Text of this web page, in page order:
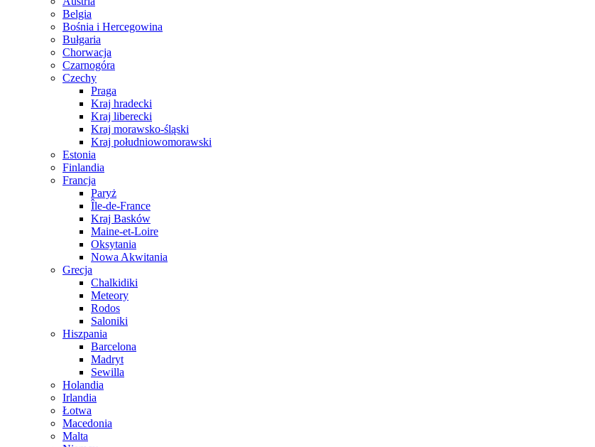
Belgia
Bośnia i Hercegowina
Bułgaria
Chorwacja
Czarnogóra
Czechy
Praga
Kraj hradecki
Kraj liberecki
Kraj morawsko-śląski
Kraj południowomorawski
Estonia
Finlandia
Francja
Paryż
Île-de-France
Kraj Basków
Maine-et-Loire
Oksytania
Nowa Akwitania
Grecja
Chalkidiki
Meteory
Rodos
Saloniki
Hiszpania
Barcelona
Madryt
Sewilla
Holandia
Irlandia
Łotwa
Macedonia
Malta